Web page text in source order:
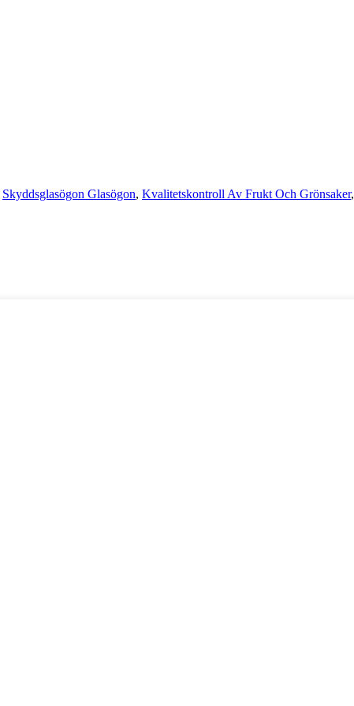
Skyddsglasögon Glasögon, Kvalitetskontroll Av Frukt Och Grönsaker,